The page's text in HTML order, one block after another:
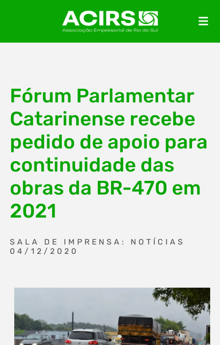
Fórum Parlamentar
Catarinense recebe
pedido de apoio para
continuidade das
obras da BR-470 em
2021
SALA DE IMPRENSA: NOTÍCIAS
04/12/2020